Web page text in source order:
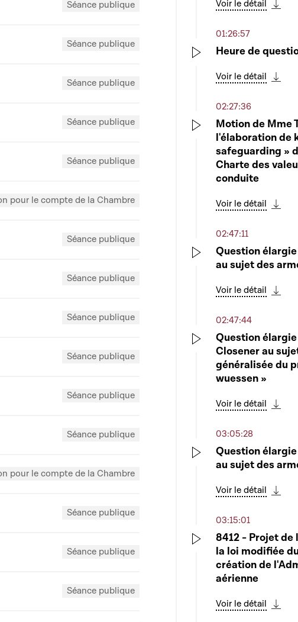
Séance publique
Séance publique
Séance publique
Séance publique
Séance publique
pour le compte de la Chambre
Séance publique
Séance publique
Séance publique
Séance publique
Séance publique
Séance publique
pour le compte de la Chambre
Séance publique
Séance publique
Séance publique
Voir le détail
01:26:57
Heure de
Voir le détail
Play
02:27:36
Motion de Mme
l'élaboration de
safeguarding »
Charte des
conduite
Voir le détail
Play
02:47:11
Question élargie
au sujet des
Voir le détail
Play
02:47:44
Question élargie
Closener au
généralisée du
wuessen »
Voir le détail
03:05:28
Question élargie
au sujet des
Voir le détail
Play
03:15:01
8412 - Projet
la loi modifiée
création de
aérienne
Voir le détail
Play